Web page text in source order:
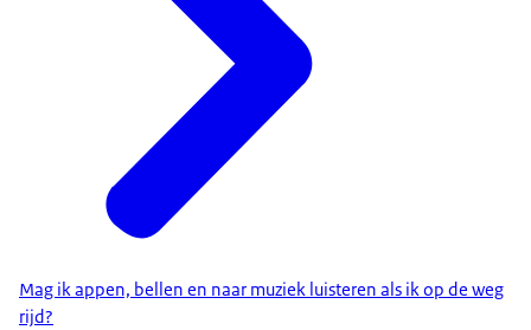
Mag ik appen, bellen en naar muziek luisteren als ik op de weg
rijd?